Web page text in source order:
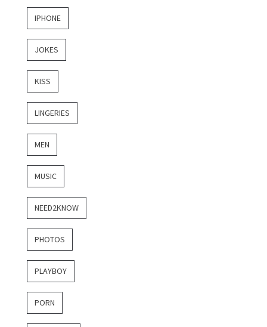
IPHONE
JOKES
KISS
LINGERIES
MEN
MUSIC
NEED2KNOW
PHOTOS
PLAYBOY
PORN